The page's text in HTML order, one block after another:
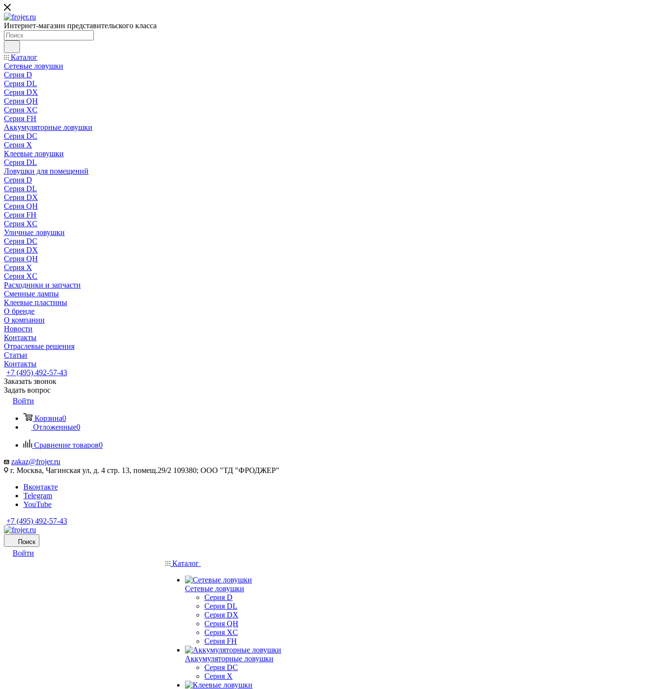
Интернет-магазин представительского класса
Каталог
Сетевые ловушки
Серия D
Серия DL
Серия DX
Серия QH
Серия XC
Серия FH
Аккумуляторные ловушки
Серия DC
Серия X
Клеевые ловушки
Серия DL
Ловушки для помещений
Серия D
Серия DL
Серия DX
Серия QH
Серия FH
Серия XC
Уличные ловушки
Серия DC
Серия DX
Серия QH
Серия X
Серия XC
Расходники и запчасти
Сменные лампы
Клеевые пластины
О бренде
О компании
Новости
Контакты
Отраслевые решения
Статьи
Контакты
+7 (495) 492-57-43
Заказать звонок
Задать вопрос
Войти
Корзина0
Отложенные0
Сравнение товаров0
zakaz@frojer.ru
г. Москва, Чагинская ул, д. 4 стр. 13, помещ.29/2 109380; ООО "ТД "ФРОДЖЕР"
Вконтакте
Telegram
YouTube
+7 (495) 492-57-43
Поиск
Войти
Каталог
Сетевые ловушки
Серия D
Серия DL
Серия DX
Серия QH
Серия XC
Серия FH
Аккумуляторные ловушки
Серия DC
Серия X